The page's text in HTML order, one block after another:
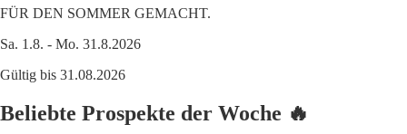
FÜR DEN SOMMER GEMACHT.
Sa. 1.8. - Mo. 31.8.2026
Gültig bis 31.08.2026
Beliebte Prospekte der Woche 🔥